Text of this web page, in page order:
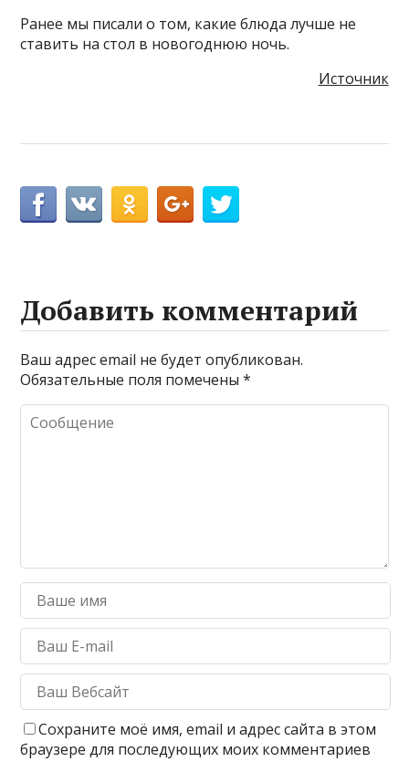
Ранее мы писали о том, какие блюда лучше не
ставить на стол в новогоднюю ночь.
Источник
Добавить комментарий
Ваш адрес email не будет опубликован.
Обязательные поля помечены*
Сохраните моё имя, email и адрес сайта в этом
браузере для последующих моих комментариев